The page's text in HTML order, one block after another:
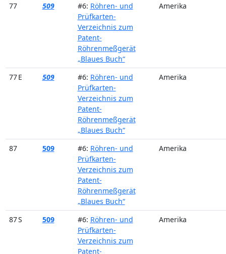
77 509 #6: Röhren- und
Prüfkarten-
Verzeichnis zum
Patent-
Röhrenmeßgerät
„Blaues Buch“
Amerika
77 E 509 #6: Röhren- und
Prüfkarten-
Verzeichnis zum
Patent-
Röhrenmeßgerät
„Blaues Buch“
Amerika
87 509 #6: Röhren- und
Prüfkarten-
Verzeichnis zum
Patent-
Röhrenmeßgerät
„Blaues Buch“
Amerika
87 S 509 #6: Röhren- und
Prüfkarten-
Verzeichnis zum
Patent-
Amerika